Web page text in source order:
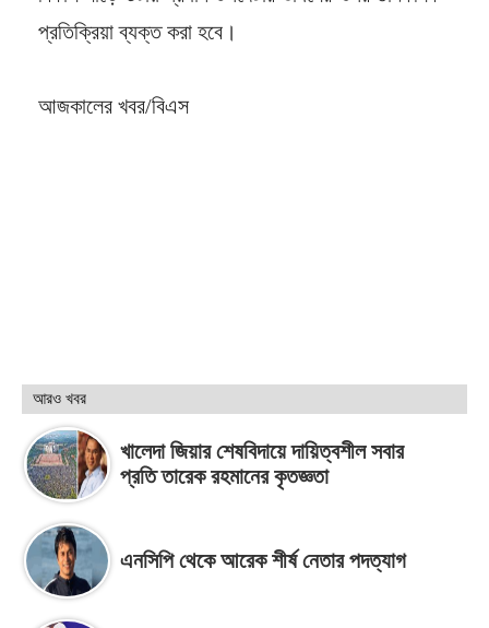
প্রতিক্রিয়া ব্যক্ত করা হবে।
আজকালের খবর/বিএস
আরও খবর
খালেদা জিয়ার শেষবিদায়ে দায়িত্বশীল সবার
প্রতি তারেক রহমানের কৃতজ্ঞতা
এনসিপি থেকে আরেক শীর্ষ নেতার পদত্যাগ